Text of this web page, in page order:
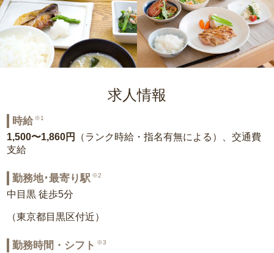
求人情報
時給 ※1
1,500〜1,860円
（ランク時給・指名有無による）、交通費
支給
勤務地･最寄り駅 ※2
中目黒 徒歩5分
（東京都目黒区付近）
勤務時間・シフト ※3